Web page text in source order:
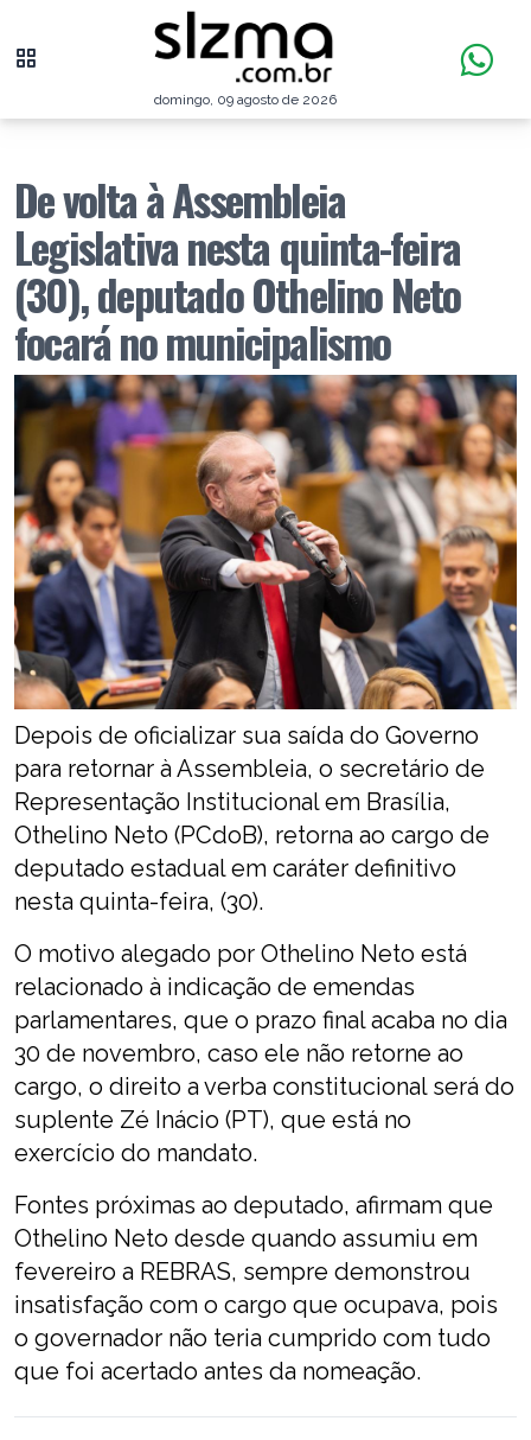
domingo, 09 agosto de 2026
De volta à Assembleia
Legislativa nesta quinta-feira
(30), deputado Othelino Neto
focará no municipalismo
Depois de oficializar sua saída do Governo
para retornar à Assembleia, o secretário de
Representação Institucional em Brasília,
Othelino Neto (PCdoB), retorna ao cargo de
deputado estadual em caráter definitivo
nesta quinta-feira, (30).
O motivo alegado por Othelino Neto está
relacionado à indicação de emendas
parlamentares, que o prazo final acaba no dia
30 de novembro, caso ele não retorne ao
cargo, o direito a verba constitucional será do
suplente Zé Inácio (PT), que está no
exercício do mandato.
Fontes próximas ao deputado, afirmam que
Othelino Neto desde quando assumiu em
fevereiro a REBRAS, sempre demonstrou
insatisfação com o cargo que ocupava, pois
o governador não teria cumprido com tudo
que foi acertado antes da nomeação.